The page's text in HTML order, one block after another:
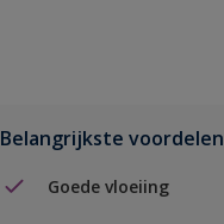
Belangrijkste voordelen
Goede vloeiing